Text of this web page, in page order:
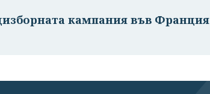
кампания във Франция